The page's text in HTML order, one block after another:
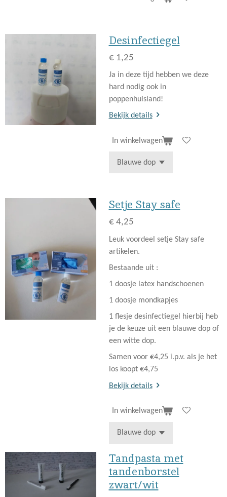
Desinfectiegel
€ 1,25
Ja in deze tijd hebben we deze
hard nodig ook in
poppenhuisland!
Bekijk details
In winkelwagen
Setje Stay safe
€ 4,25
Leuk voordeel setje Stay safe
artikelen.
Bestaande uit :
1 doosje latex handschoenen
1 doosje mondkapjes
1 flesje desinfectiegel hierbij heb
je de keuze uit een blauwe dop of
een witte dop.
Samen voor €4,25 i.p.v. als je het
los koopt €4,75
Bekijk details
In winkelwagen
Tandpasta met
tandenborstel
zwart/wit